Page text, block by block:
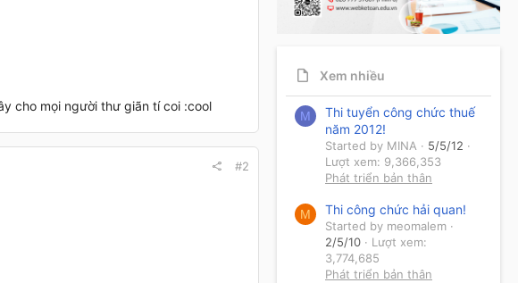
cho mọi người thư giãn tí coi :cool
#2
Xem nhiều
M
Thi tuyển công chức thuế
năm 2012!
Started by MINA
5/5/12
Lượt xem: 9,366,353
Phát triển bản thân
M Thi công chức hải quan!
Started by meomalem
2/5/10
Lượt xem:
3,774,685
Phát triển bản thân